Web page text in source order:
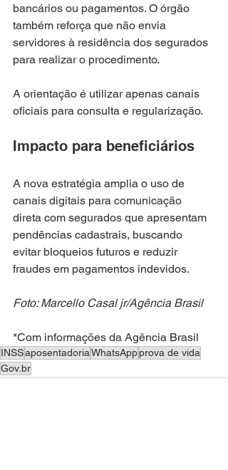
bancários ou pagamentos. O órgão
também reforça que não envia
servidores à residência dos segurados
para realizar o procedimento.
A orientação é utilizar apenas canais
oficiais para consulta e regularização.
Impacto para beneficiários
A nova estratégia amplia o uso de
canais digitais para comunicação
direta com segurados que apresentam
pendências cadastrais, buscando
evitar bloqueios futuros e reduzir
fraudes em pagamentos indevidos.
Foto: Marcello Casal jr/Agência Brasil
*Com informações da Agência Brasil
INSSaposentadoriaWhatsAppprova de vida
Gov.br